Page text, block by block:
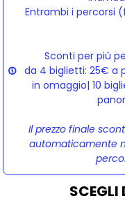
Entrambi i percorsi
Sconti per più
da 4 biglietti: 25€ a
in omaggio| 10
Il prezzo finale
automaticamente
SCEGLI